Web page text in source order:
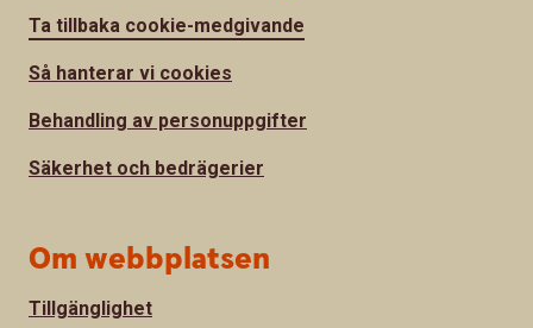
Ta tillbaka cookie-medgivande
Så hanterar vi cookies
Behandling av personuppgifter
Säkerhet och bedrägerier
Om webbplatsen
Tillgänglighet